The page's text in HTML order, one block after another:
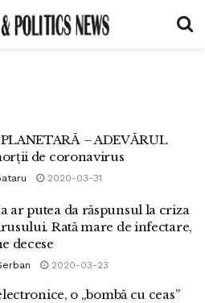
– ADEVĂRUL
de coronavirus
2020-03-31
ar putea da răspunsul la criza
Rată mare de infectare,
decese
2020-03-23
o „bombă cu ceas”